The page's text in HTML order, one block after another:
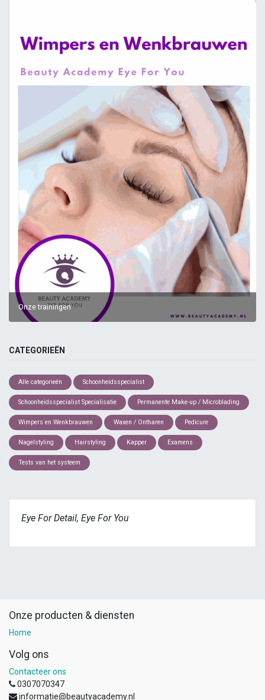
Onze trainingen
CATEGORIEËN
Alle categorieën Schoonheidsspecialist
Schoonheidsspecialist Specialisatie Permanente Make-up / Microblading
Wimpers en Wenkbrauwen Waxen / Ontharen Pedicure
Nagelstyling Hairstyling Kapper Examens
Tests van het systeem
Eye For Detail, Eye For You
Onze producten & diensten
Home
Volg ons
Contacteer ons
0307070347
informatie@beautyacademy.nl